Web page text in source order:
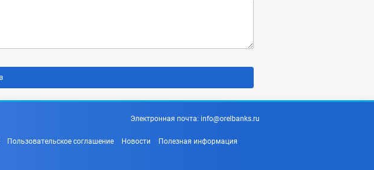
Электронная почта: info@orelbanks.ru
Пользовательское соглашение Новости
Полезная информация